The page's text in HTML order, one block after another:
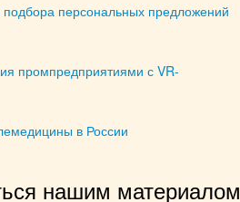
персональных предложений
промпредприятиями с VR-
в России
нашим материалом